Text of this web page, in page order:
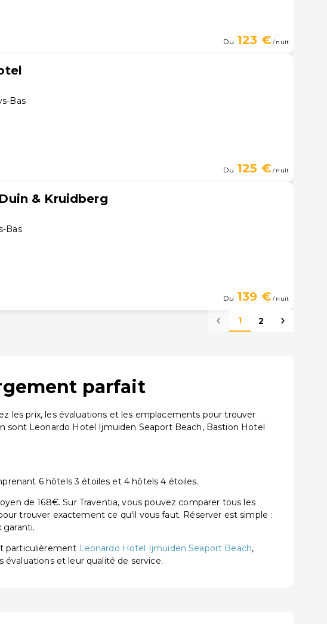
Du 123 €/ nuit
Bas
Du 125 €/ nuit
& Kruidberg
Bas
Du 139 €/ nuit
1 2
parfait
les prix, les évaluations et les emplacements pour trouver
Leonardo Hotel Ijmuiden Seaport Beach, Bastion Hotel
6 hôtels 3 étoiles et 4 hôtels 4 étoiles.
de 168€. Sur Traventia, vous pouvez comparer tous les
trouver exactement ce qu'il vous faut. Réserver est simple :
particulièrement Leonardo Hotel Ijmuiden Seaport Beach,
évaluations et leur qualité de service.